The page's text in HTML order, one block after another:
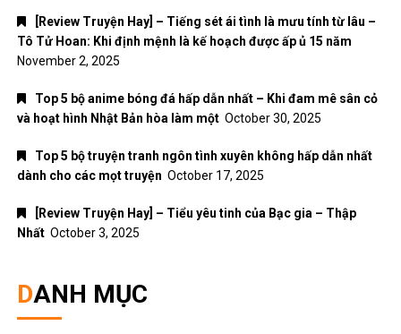
[Review Truyện Hay] – Tiếng sét ái tình là mưu tính từ lâu –
Tô Tử Hoan: Khi định mệnh là kế hoạch được ấp ủ 15 năm
November 2, 2025
Top 5 bộ anime bóng đá hấp dẫn nhất – Khi đam mê sân cỏ
và hoạt hình Nhật Bản hòa làm một October 30, 2025
Top 5 bộ truyện tranh ngôn tình xuyên không hấp dẫn nhất
dành cho các mọt truyện October 17, 2025
[Review Truyện Hay] – Tiểu yêu tinh của Bạc gia – Thập
Nhất October 3, 2025
DANH MỤC